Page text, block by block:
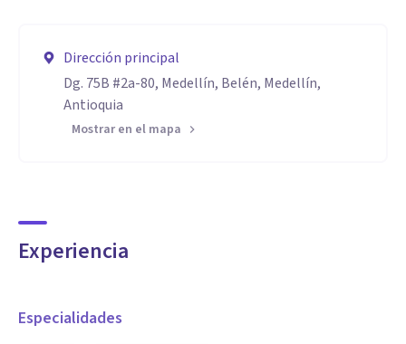
Dirección principal
Dg. 75B #2a-80, Medellín, Belén, Medellín,
Antioquia
Mostrar en el mapa
Experiencia
Especialidades